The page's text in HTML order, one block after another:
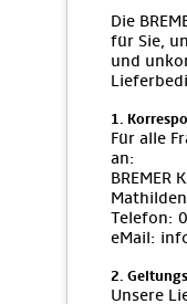
Die
für Sie,
und
1.
Für alle
an:
BREMER
Telefon:
eMail:
2.
Unsere